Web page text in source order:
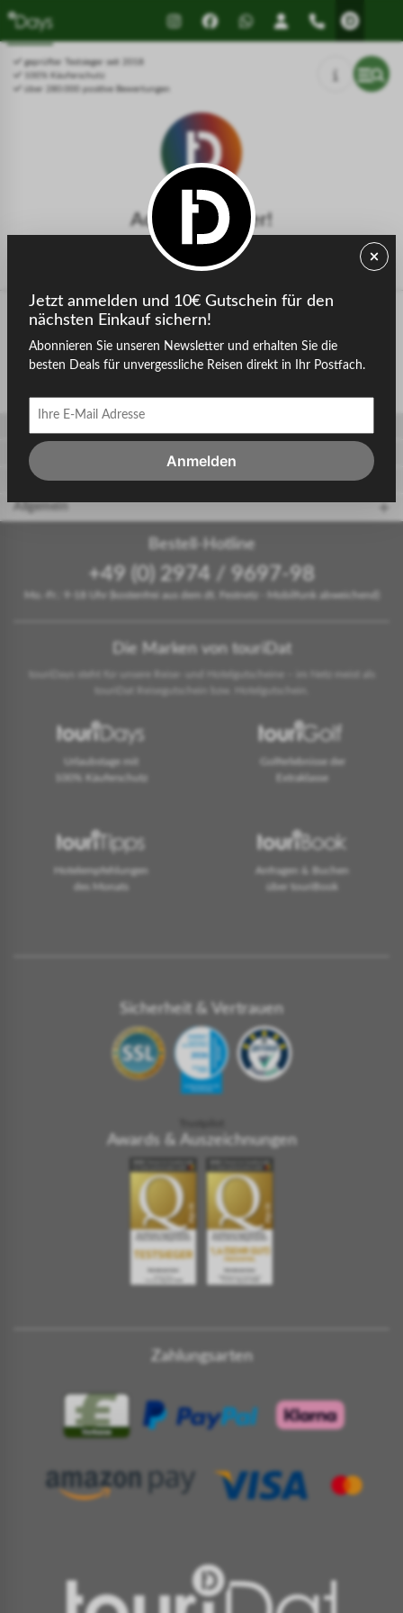
Drücken Sie Alt+1 für den
Bildschirmlesemodus, Alt+0 zum
Abbrechen
Leitfaden für barrierefreie
Bildschirmlesegeräte, Feedback
und Fehlerberichte | Neues
Fenstergeprüfter Testsieger seit 2018
100% Käuferschutz
über 280.000 positive Bewertungen
Achtung, Fehler!
Der gesuchte Gastgeber konnte nicht gefunden werden.
zurück zur Startseite
Gastgeber
touriDat Reiseblog
Allgemein
Bestell-Hotline
+49 (0) 2974 / 9697-98
Mo.-Fr.: 9-18 Uhr (kostenfrei aus dem dt. Festnetz - Mobilfunk abweichend)
Die Marken von touriDat
touriDays steht für unsere Reise- und Hotelgutscheine – im Netz meist als
touriDat Reisegutschein bzw. Hotelgutschein.
Urlaubstage mit
100% Käuferschutz
Golferlebnisse der
Extraklasse
Hotelempfehlungen
des Monats
Anfragen & Buchen
über touriBook
Sicherheit & Vertrauen
Awards & Auszeichnungen
Zahlungsarten
Jetzt anmelden und 10€ Gutschein für den
nächsten Einkauf sichern!
Abonnieren Sie unseren Newsletter und erhalten Sie die
besten Deals für unvergessliche Reisen direkt in Ihr Postfach.
Anmelden